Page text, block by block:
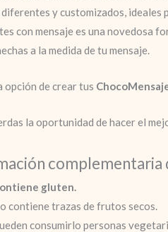
y customizados, ideales
con mensaje es una novedosa
a la medida de tu mensaje.
opción de crear tus
la oportunidad de hacer el
complementaria
gluten.
contiene trazas de frutos secos.
consumirlo personas